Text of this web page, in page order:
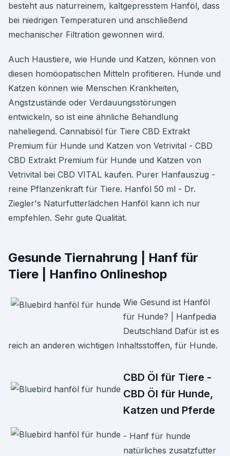
besteht aus naturreinem, kaltgepresstem Hanföl, dass
bei niedrigen Temperaturen und anschließend
mechanischer Filtration gewonnen wird.
Auch Haustiere, wie Hunde und Katzen, können von
diesen homöopatischen Mitteln profitieren. Hunde und
Katzen können wie Menschen Krankheiten,
Angstzustände oder Verdauungsstörungen
entwickeln, so ist eine ähnliche Behandlung
naheliegend. Cannabisöl für Tiere CBD Extrakt
Premium für Hunde und Katzen von Vetrivital - CBD
CBD Extrakt Premium für Hunde und Katzen von
Vetrivital bei CBD VITAL kaufen. Purer Hanfauszug -
reine Pflanzenkraft für Tiere. Hanföl 50 ml - Dr.
Ziegler's Naturfutterlädchen Hanföl kann ich nur
empfehlen. Sehr gute Qualität.
Gesunde Tiernahrung | Hanf für
Tiere | Hanfino Onlineshop
Wie Gesund ist Hanföl
für Hunde? | Hanfpedia
Deutschland Dafür ist es
reich an anderen wichtigen Inhaltsstoffen, für Hunde.
CBD Öl für Tiere -
CBD Öl für Hunde,
Katzen und Pferde
- Hanf für hunde
natürliches zusatzfutter